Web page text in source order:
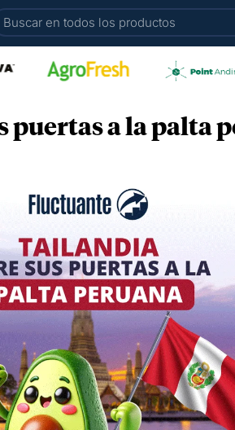
puertas a la palta